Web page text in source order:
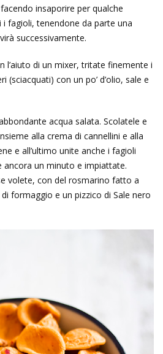
insaporire per qualche
fagioli, tenendone da parte una
successivamente.
l’aiuto di un mixer, tritate finemente i
(sciacquati) con un po’ d’olio, sale e
acqua salata. Scolatele e
alla crema di cannellini e alla
e all’ultimo unite anche i fagioli
ancora un minuto e impiattate.
volete, con del rosmarino fatto a
formaggio e un pizzico di Sale nero